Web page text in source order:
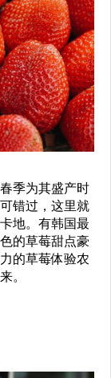
季为其盛产时
错过，这里就
地。有韩国最
的草莓甜点豪
的草莓体验农
。